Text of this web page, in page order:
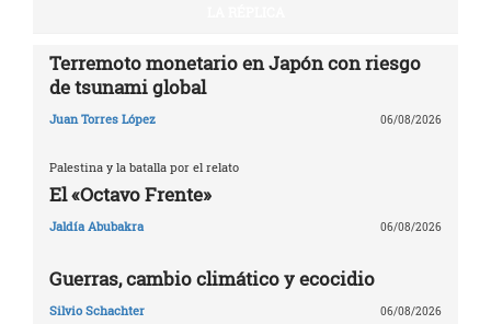
Terremoto monetario en Japón con riesgo
de tsunami global
Juan Torres López 06/08/2026
Palestina y la batalla por el relato
El «Octavo Frente»
Jaldía Abubakra 06/08/2026
Guerras, cambio climático y ecocidio
Silvio Schachter 06/08/2026